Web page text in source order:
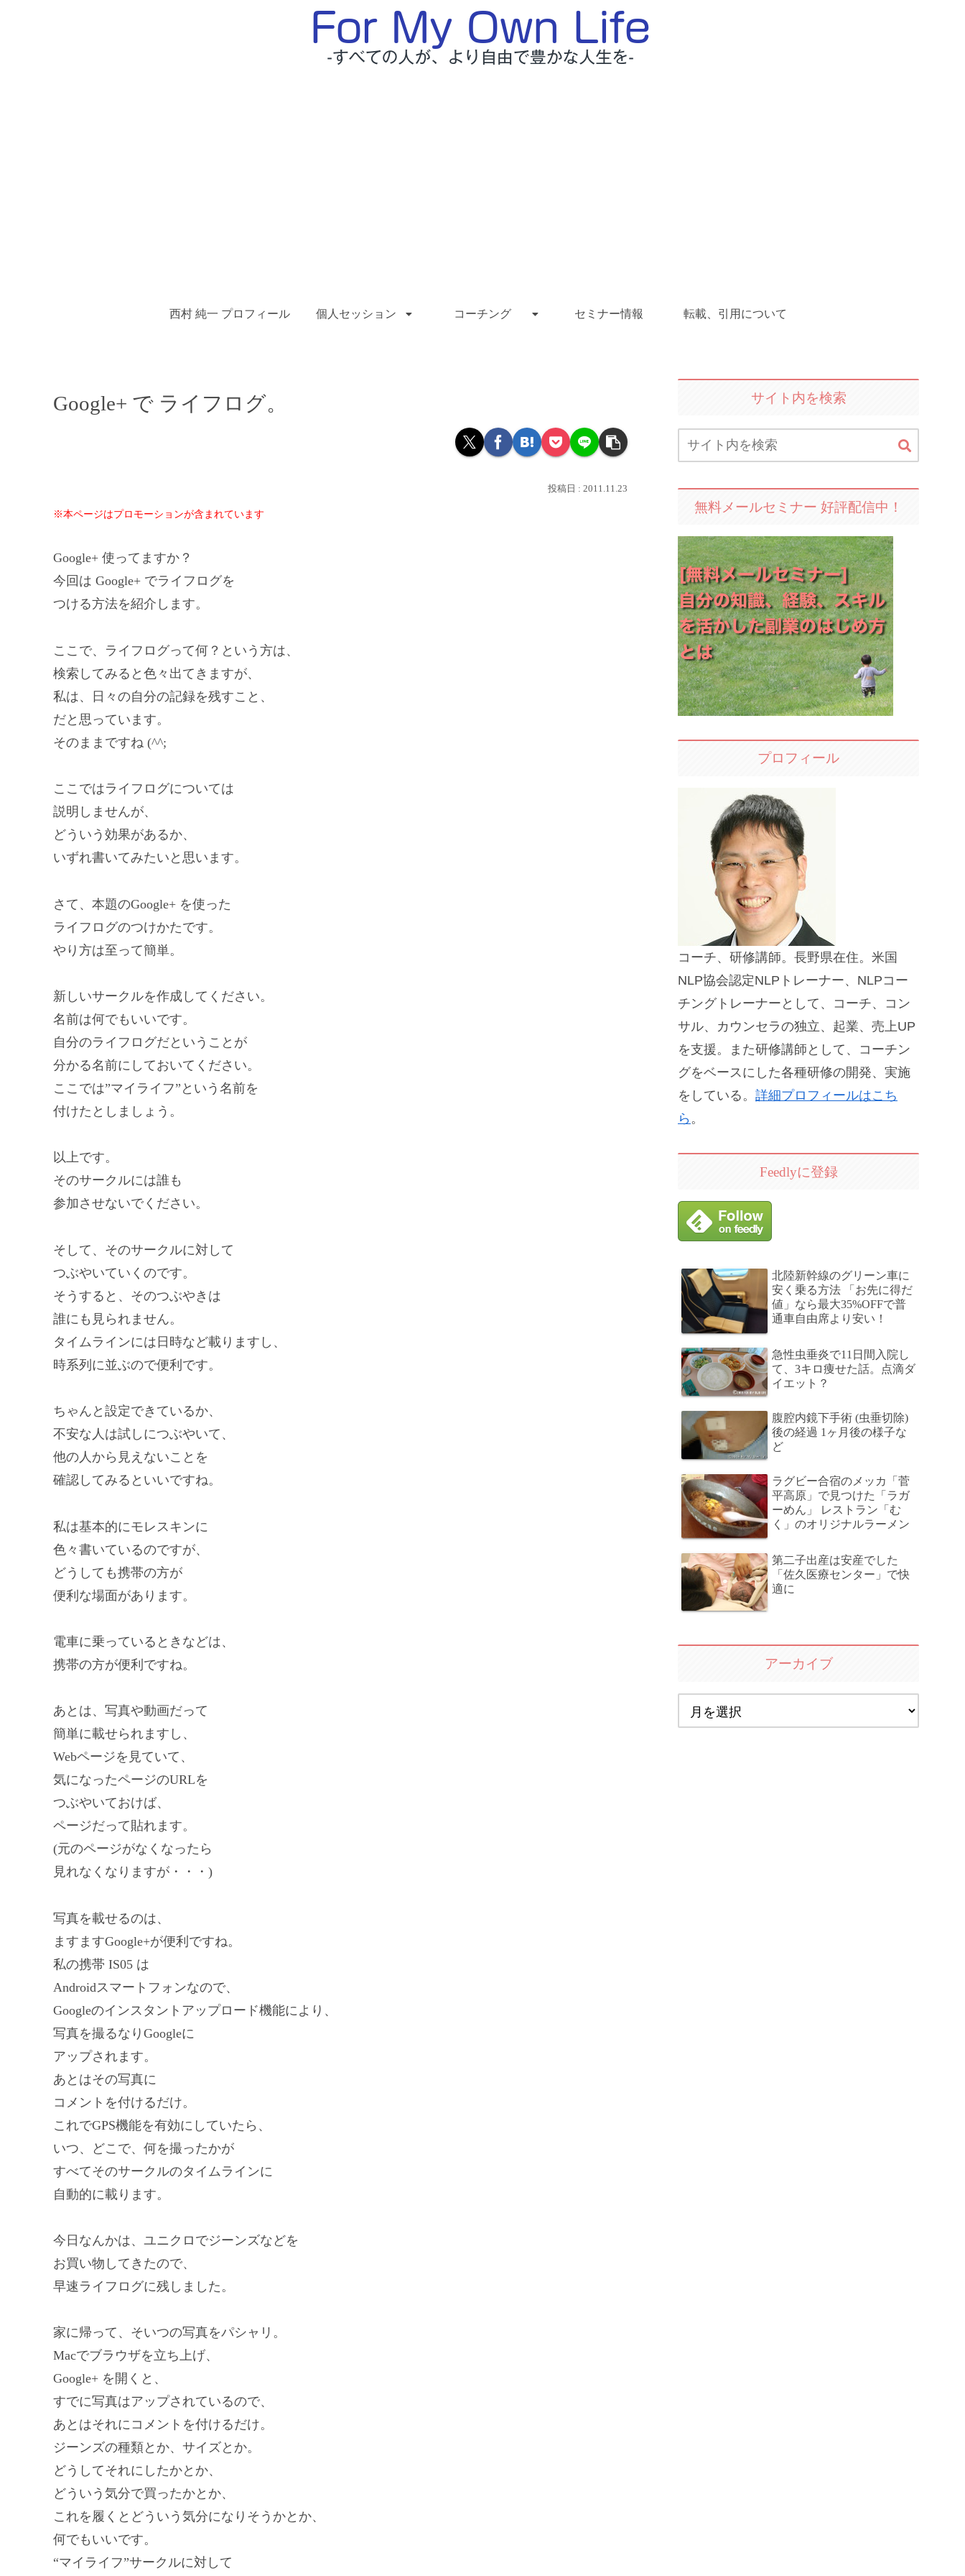
西村 純一 プロフィール 個人セッション コーチング セミナー情報 転載、引用について
Google+ で ライフログ。
2011.11.23
※本ページはプロモーションが含まれています
Google+ 使ってますか？
今回は Google+ でライフログを
つける方法を紹介します。
ここで、ライフログって何？という方は、
検索してみると色々出てきますが、
私は、日々の自分の記録を残すこと、
だと思っています。
そのままですね (^^;
ここではライフログについては
説明しませんが、
どういう効果があるか、
いずれ書いてみたいと思います。
さて、本題のGoogle+ を使った
ライフログのつけかたです。
やり方は至って簡単。
新しいサークルを作成してください。
名前は何でもいいです。
自分のライフログだということが
分かる名前にしておいてください。
ここでは”マイライフ”という名前を
付けたとしましょう。
以上です。
そのサークルには誰も
参加させないでください。
そして、そのサークルに対して
つぶやいていくのです。
そうすると、そのつぶやきは
誰にも見られません。
タイムラインには日時など載りますし、
時系列に並ぶので便利です。
ちゃんと設定できているか、
不安な人は試しにつぶやいて、
他の人から見えないことを
確認してみるといいですね。
私は基本的にモレスキンに
色々書いているのですが、
どうしても携帯の方が
便利な場面があります。
電車に乗っているときなどは、
携帯の方が便利ですね。
あとは、写真や動画だって
簡単に載せられますし、
Webページを見ていて、
気になったページのURLを
つぶやいておけば、
ページだって貼れます。
(元のページがなくなったら
見れなくなりますが・・・)
写真を載せるのは、
ますますGoogle+が便利ですね。
私の携帯 IS05 は
Androidスマートフォンなので、
Googleのインスタントアップロード機能により、
写真を撮るなりGoogleに
アップされます。
あとはその写真に
コメントを付けるだけ。
これでGPS機能を有効にしていたら、
いつ、どこで、何を撮ったかが
すべてそのサークルのタイムラインに
自動的に載ります。
今日なんかは、ユニクロでジーンズなどを
お買い物してきたので、
早速ライフログに残しました。
家に帰って、そいつの写真をパシャリ。
Macでブラウザを立ち上げ、
Google+ を開くと、
すでに写真はアップされているので、
あとはそれにコメントを付けるだけ。
ジーンズの種類とか、サイズとか。
どうしてそれにしたかとか、
どういう気分で買ったかとか、
これを履くとどういう気分になりそうかとか、
何でもいいです。
“マイライフ”サークルに対して
サイト内を検索
無料メールセミナー 好評配信中！
プロフィール
コーチ、研修講師。長野県在住。米国
NLP協会認定NLPトレーナー、NLPコー
チングトレーナーとして、コーチ、コン
サル、カウンセラの独立、起業、売上UP
を支援。また研修講師として、コーチン
グをベースにした各種研修の開発、実施
をしている。 詳細プロフィールはこち
ら 。
Feedlyに登録
北陸新幹線のグリーン車に
安く乗る方法 「お先に得だ
値」なら最大35%OFFで普
通車自由席より安い！
急性虫垂炎で11日間入院し
て、3キロ痩せた話。点滴ダ
イエット？
腹腔内鏡下手術 (虫垂切除)
後の経過 1ヶ月後の様子な
ど
ラグビー合宿のメッカ「菅
平高原」で見つけた「ラガ
ーめん」 レストラン「む
く」のオリジナルラーメン
第二子出産は安産でした
「佐久医療センター」で快
適に
アーカイブ